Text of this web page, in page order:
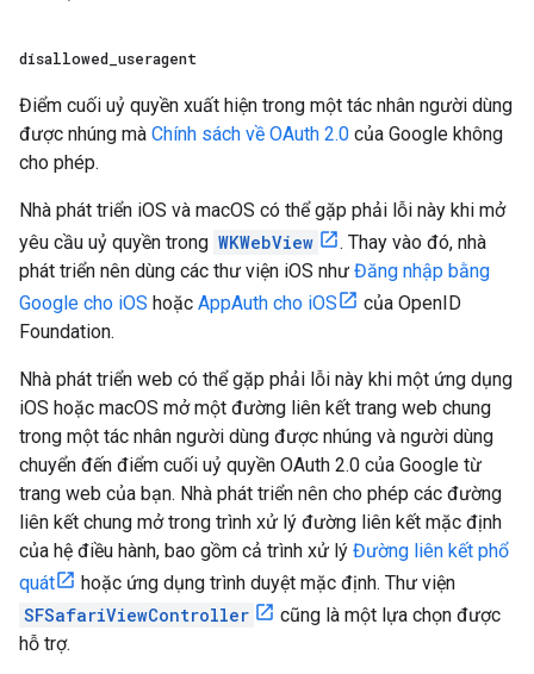
disallowed useragent
Điểm cuối uỷ quyền xuất hiện trong một tác nhân người dùng
được nhúng mà Chính sách về OAuth 2.0 của Google không
cho phép.
Nhà phát triển iOS và macOS có thể gặp phải lỗi này khi mở
yêu cầu uỷ quyền trong WKWebView
. Thay vào đó, nhà
phát triển nên dùng các thư viện iOS như Đăng nhập bằng
Google cho iOS hoặc AppAuth cho iOS
của OpenID
Foundation.
Nhà phát triển web có thể gặp phải lỗi này khi một ứng dụng
iOS hoặc macOS mở một đường liên kết trang web chung
trong một tác nhân người dùng được nhúng và người dùng
chuyển đến điểm cuối uỷ quyền OAuth 2.0 của Google từ
trang web của bạn. Nhà phát triển nên cho phép các đường
liên kết chung mở trong trình xử lý đường liên kết mặc định
của hệ điều hành, bao gồm cả trình xử lý Đường liên kết phổ
quát
hoặc ứng dụng trình duyệt mặc định. Thư viện
SFSafariViewController
cũng là một lựa chọn được
hỗ trợ.